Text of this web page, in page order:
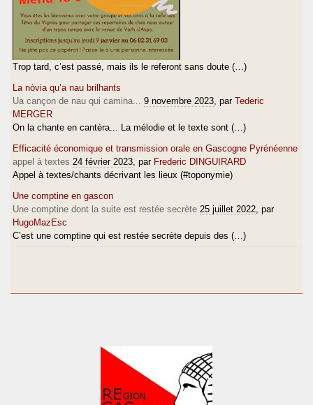
Trop tard, c’est passé, mais ils le referont sans doute (…)
La nòvia qu’a nau brilhants
Ua cançon de nau qui camina...
9 novembre 2023 , par Tederic
MERGER
On la chante en cantèra... La mélodie et le texte sont (…)
Efficacité économique et transmission orale en Gascogne Pyrénéenne
appel à textes 24 février 2023 , par Frederic DINGUIRARD
Appel à textes/chants décrivant les lieux (#toponymie)
Une comptine en gascon
Une comptine dont la suite est restée secrète 25 juillet 2022 , par
HugoMazEsc
C’est une comptine qui est restée secrète depuis des (…)